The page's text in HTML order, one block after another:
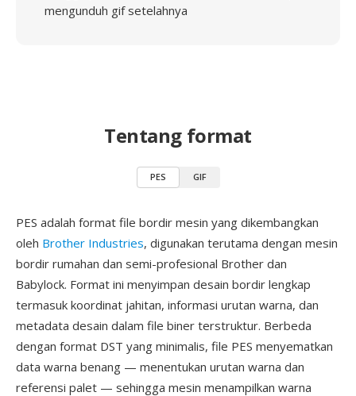
mengunduh gif setelahnya
Tentang format
PES GIF
PES adalah format file bordir mesin yang dikembangkan
oleh Brother Industries, digunakan terutama dengan mesin
bordir rumahan dan semi-profesional Brother dan
Babylock. Format ini menyimpan desain bordir lengkap
termasuk koordinat jahitan, informasi urutan warna, dan
metadata desain dalam file biner terstruktur. Berbeda
dengan format DST yang minimalis, file PES menyematkan
data warna benang — menentukan urutan warna dan
referensi palet — sehingga mesin menampilkan warna